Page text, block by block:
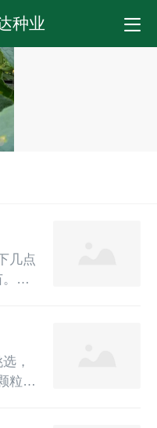
种业
几点
目
苗
留健
、
，
粒饱